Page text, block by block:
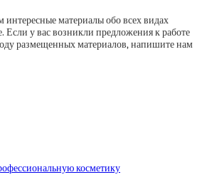
интересные материалы обо всех видах
Если у вас возникли предложения к работе
размещенных материалов, напишите нам
косметику